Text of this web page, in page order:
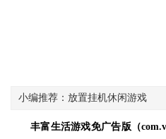
小编推荐：放置挂机休闲游戏
丰富生活游戏免广告版（